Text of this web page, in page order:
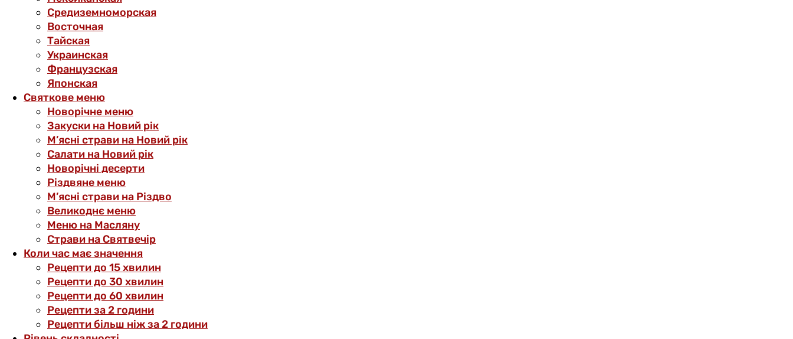
Средиземноморская
Восточная
Тайская
Украинская
Французская
Японская
Святкове меню
Новорічне меню
Закуски на Новий рік
М’ясні страви на Новий рік
Салати на Новий рік
Новорічні десерти
Різдвяне меню
М’ясні страви на Різдво
Великоднє меню
Меню на Масляну
Страви на Святвечір
Коли час має значення
Рецепти до 15 хвилин
Рецепти до 30 хвилин
Рецепти до 60 хвилин
Рецепти за 2 години
Рецепти більш ніж за 2 години